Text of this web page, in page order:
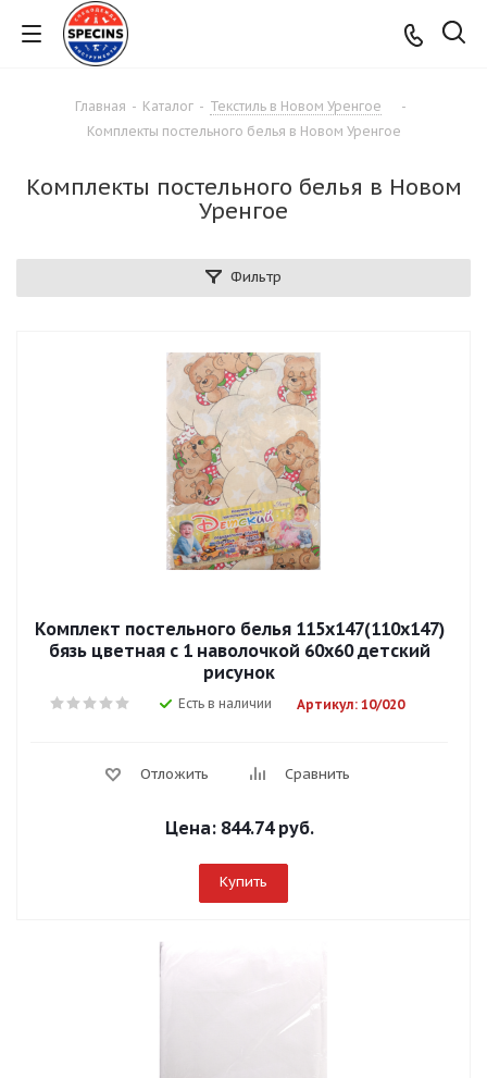
Главная - Каталог - Текстиль в Новом Уренгое
-
Комплекты постельного белья в Новом Уренгое
Комплекты постельного белья в Новом
Уренгое
Фильтр
Комплект постельного белья 115х147(110х147)
бязь цветная с 1 наволочкой 60х60 детский
рисунок
Есть в наличии Артикул: 10/020
Отложить Сравнить
Цена: 844.74 руб.
Купить